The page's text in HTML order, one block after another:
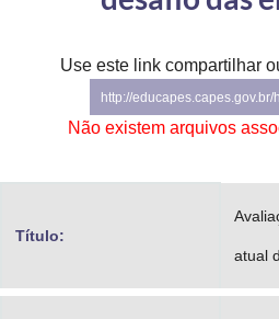
Ministério da Mulher, da Família e dos Direitos
Secretaria-GeralUse este link compartilhar
http://
Não existem arquivos
Título:
atual